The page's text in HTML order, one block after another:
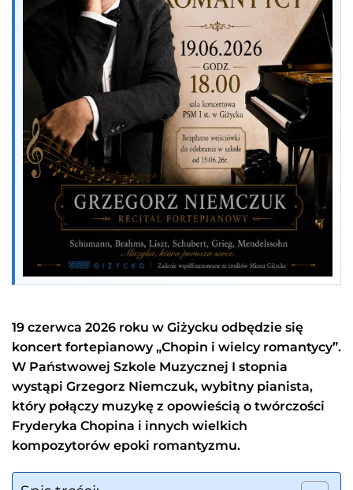
19 czerwca 2026 roku w Giżycku odbędzie się
koncert fortepianowy „Chopin i wielcy romantycy”.
W Państwowej Szkole Muzycznej I stopnia
wystąpi Grzegorz Niemczuk, wybitny pianista,
który połączy muzykę z opowieścią o twórczości
Fryderyka Chopina i innych wielkich
kompozytorów epoki romantyzmu.